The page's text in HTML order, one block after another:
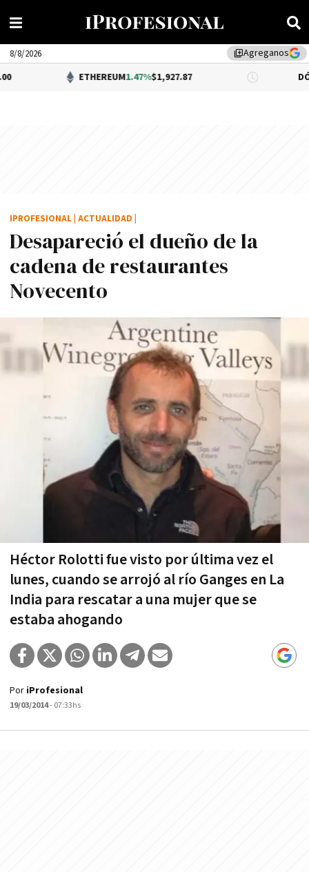
library_addAgreganos
8/8/2026
ETHEREUM1.47%$1,927.87 DÓLAR BNA
Desapareció el dueño de la
cadena de restaurantes
Novecento
Héctor Rolotti fue visto por última vez el
lunes, cuando se arrojó al río Ganges en La
India para rescatar a una mujer que se
estaba ahogando
IPROFESIONAL ACTUALIDAD
Por iProfesional
19/03/2014- 07:33hs